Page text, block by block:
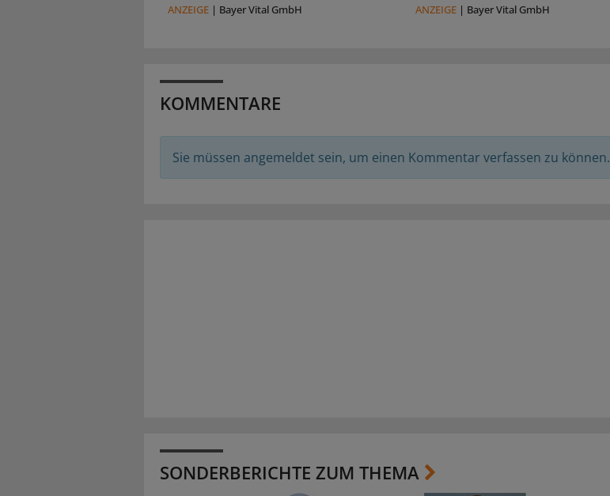
ANZEIGE | Bayer Vital GmbH ANZEIGE | Bayer Vital GmbH
KOMMENTARE
Sie müssen angemeldet sein, um einen Kommentar verfassen zu können.
SONDERBERICHTE ZUM THEMA